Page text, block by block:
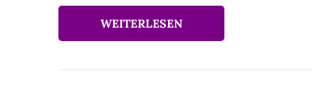
WEITERLESEN